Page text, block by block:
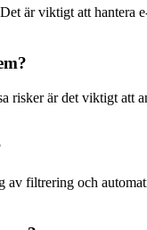
är viktigt att hantera
risker är det viktigt att
filtrering och